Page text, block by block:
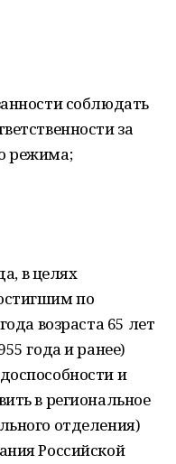
соблюдать
за
режима;
в целях
по
возраста 65 лет
года и ранее)
и
в региональное
отделения)
Российской